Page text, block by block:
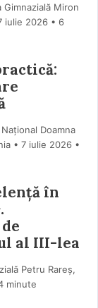
Gimnazială Miron
iulie 2026 • 6
Doamna
7 iulie 2026 •
în
al III-lea
Petru Rareș,
minute